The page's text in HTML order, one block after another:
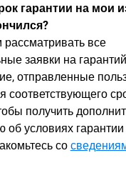
гарантии на мои
все
заявки на
отправленные
соответствующего
получить
условиях
со